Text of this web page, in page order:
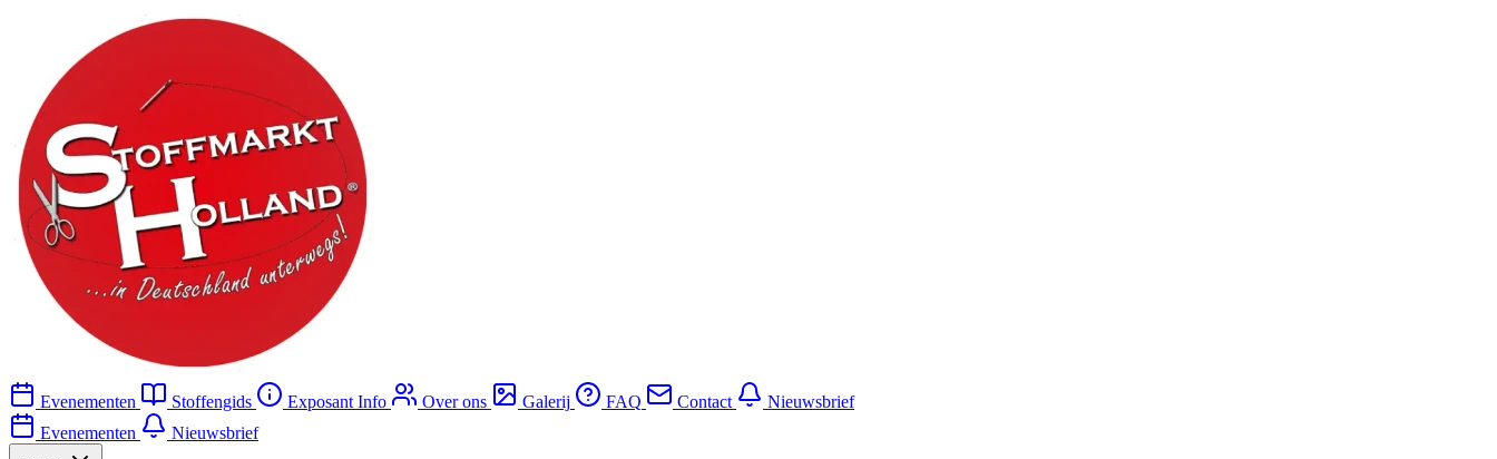
Evenementen Stoffengids Exposant Info Over ons Galerij FAQ Contact
Nieuwsbrief
Evenementen
Nieuwsbrief